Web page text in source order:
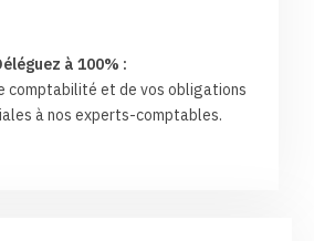
à 100% :
comptabilité et de vos obligations
à nos experts-comptables.